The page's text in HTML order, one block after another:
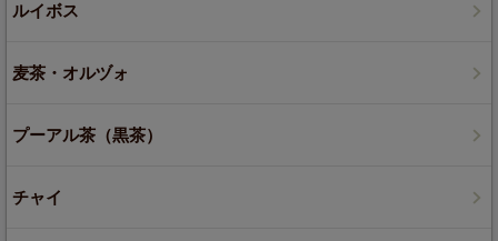
ルイボス
麦茶・オルヅォ
プーアル茶（黒茶）
チャイ